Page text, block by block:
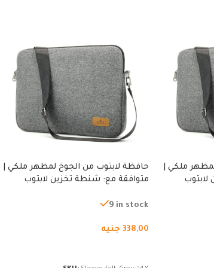
ملكي |
حافظة لابتوب من الجوخ لمظهر ملكي |
متوافقة مع: شنطة تخزين لابتوب
من الجوخ لجهاز نوت بوك والتابلت،
9 in stock
338,00 جنيه